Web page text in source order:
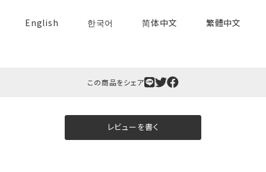
English 한국어 简体中文 繁體中文
この商品をシェア
レビューを書く